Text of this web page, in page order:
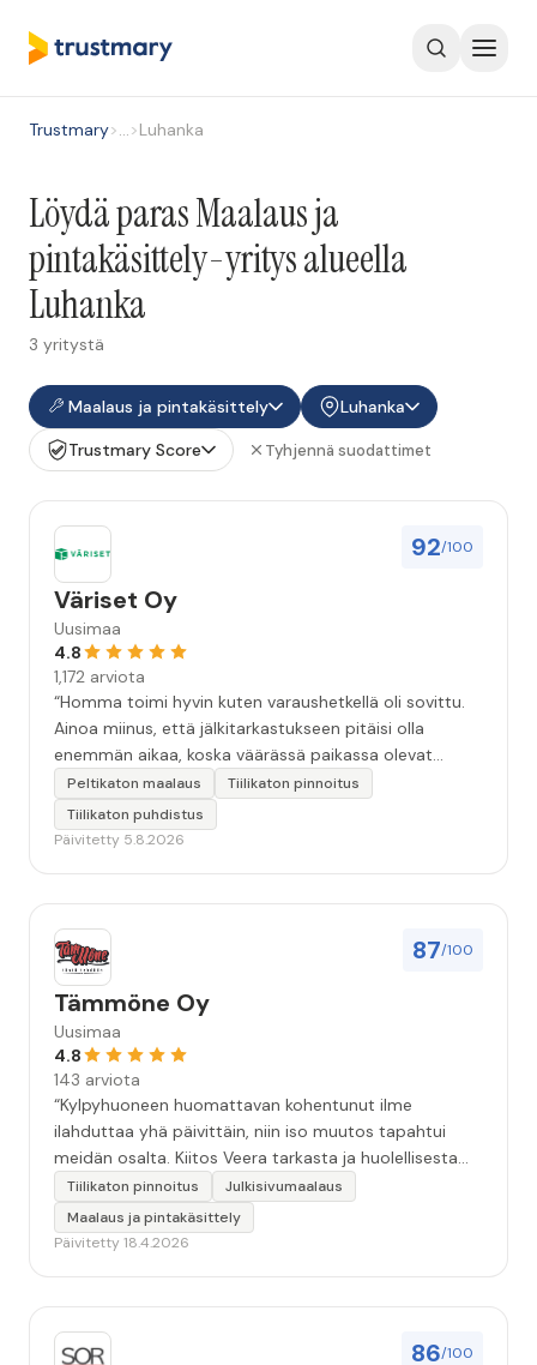
Trustmary>…>Luhanka
Löydä paras Maalaus ja
pintakäsittely-yritys alueella
Luhanka
3 yritystä
Maalaus ja pintakäsittely
Luhanka
Trustmary Score
Tyhjennä suodattimet
92/100
Väriset Oy
Uusimaa
4.8
1,172 arviota
“Homma toimi hyvin kuten varaushetkellä oli sovittu.
Ainoa miinus, että jälkitarkastukseen pitäisi olla
enemmän aikaa, koska väärässä paikassa olevat
maalitipat löytyy myöhemmin ”
Peltikaton maalaus
Tiilikaton pinnoitus
Tiilikaton puhdistus
Päivitetty 5.8.2026
87/100
Tämmöne Oy
Uusimaa
4.8
143 arviota
“Kylpyhuoneen huomattavan kohentunut ilme
ilahduttaa yhä päivittäin, niin iso muutos tapahtui
meidän osalta. Kiitos Veera tarkasta ja huolellisesta
työstä, sekä ystävällisestä palvelusta!”
Tiilikaton pinnoitus
Julkisivumaalaus
Maalaus ja pintakäsittely
Päivitetty 18.4.2026
86/100